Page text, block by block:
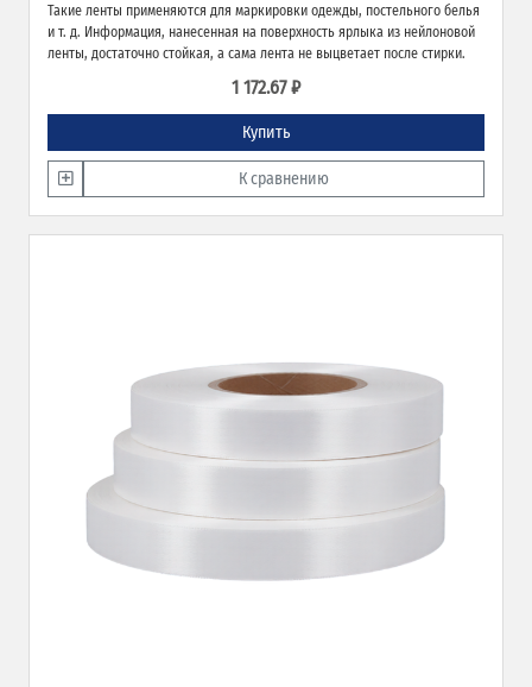
Такие ленты применяются для маркировки одежды, постельного белья
и т. д. Информация, нанесенная на поверхность ярлыка из нейлоновой
ленты, достаточно стойкая, а сама лента не выцветает после стирки.
1 172.67 ₽
Купить
К сравнению